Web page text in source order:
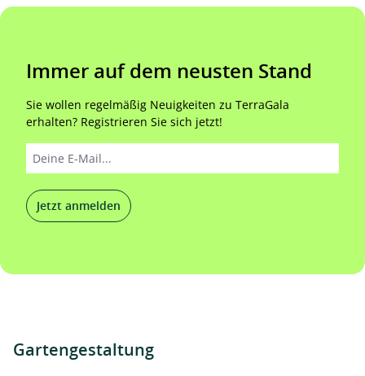
Immer auf dem neusten Stand
Sie wollen regelmäßig Neuigkeiten zu TerraGala
erhalten? Registrieren Sie sich jetzt!
Jetzt anmelden
Gartengestaltung